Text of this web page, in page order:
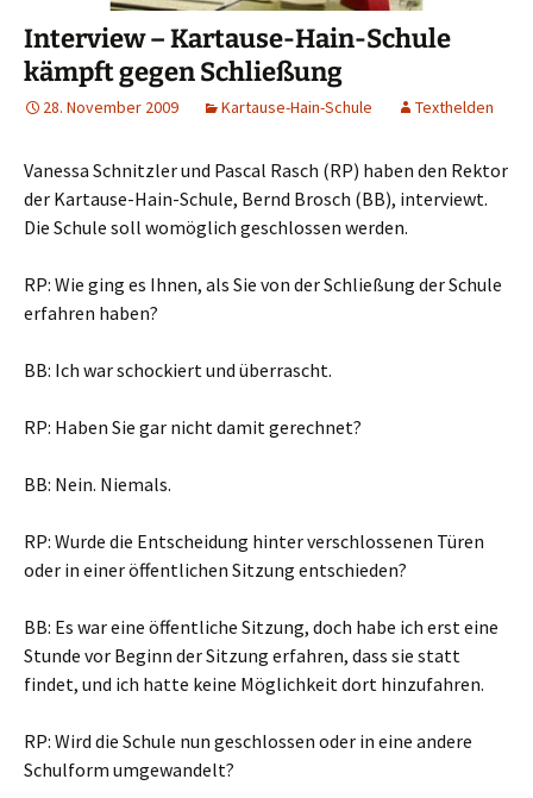
Interview – Kartause-Hain-Schule
kämpft gegen Schließung
28. November 2009 Kartause-Hain-Schule Texthelden
Vanessa Schnitzler und Pascal Rasch (RP) haben den Rektor
der Kartause-Hain-Schule, Bernd Brosch (BB), interviewt.
Die Schule soll womöglich geschlossen werden.
RP: Wie ging es Ihnen, als Sie von der Schließung der Schule
erfahren haben?
BB: Ich war schockiert und überrascht.
RP: Haben Sie gar nicht damit gerechnet?
BB: Nein. Niemals.
RP: Wurde die Entscheidung hinter verschlossenen Türen
oder in einer öffentlichen Sitzung entschieden?
BB: Es war eine öffentliche Sitzung, doch habe ich erst eine
Stunde vor Beginn der Sitzung erfahren, dass sie statt
findet, und ich hatte keine Möglichkeit dort hinzufahren.
RP: Wird die Schule nun geschlossen oder in eine andere
Schulform umgewandelt?